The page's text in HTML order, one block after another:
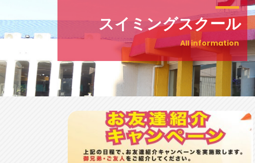
スイミングスクール
All information